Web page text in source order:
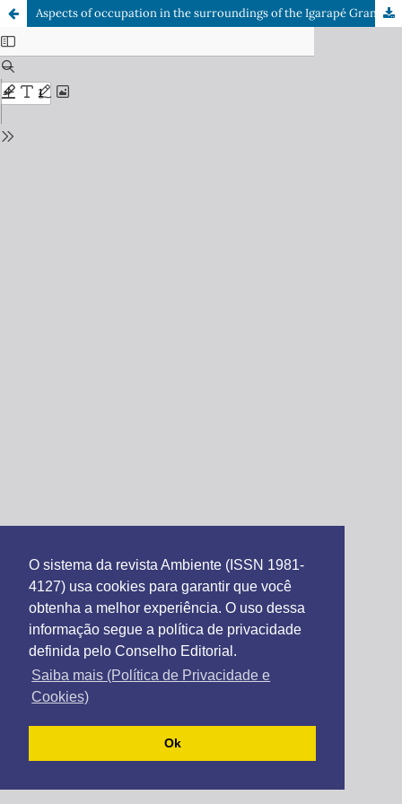
O sistema da revista Ambiente (ISSN 1981-
4127) usa cookies para garantir que você
obtenha a melhor experiência. O uso dessa
informação segue a política de privacidade
definida pelo Conselho Editorial.
Saiba mais (Política de Privacidade e
Cookies)
Ok
Aspects of occupation in the surroundings of the Igarapé Grande - Boa Vista/RR Basin, Brazil